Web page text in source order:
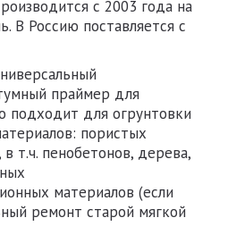
с 2003 года на
В Россию поставляется с
праймер для
подходит для огрунтовки
пористых
т.ч. пенобетонов, дерева,
материалов (если
ремонт старой мягкой